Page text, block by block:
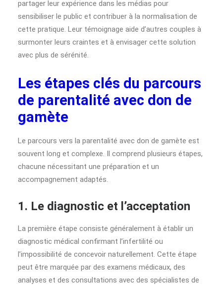
partager leur expérience dans les médias pour
sensibiliser le public et contribuer à la normalisation de
cette pratique. Leur témoignage aide d’autres couples à
surmonter leurs craintes et à envisager cette solution
avec plus de sérénité.
Les étapes clés du parcours
de parentalité avec don de
gamète
Le parcours vers la parentalité avec don de gamète est
souvent long et complexe. Il comprend plusieurs étapes,
chacune nécessitant une préparation et un
accompagnement adaptés.
1. Le diagnostic et l’acceptation
La première étape consiste généralement à établir un
diagnostic médical confirmant l’infertilité ou
l’impossibilité de concevoir naturellement. Cette étape
peut être marquée par des examens médicaux, des
analyses et des consultations avec des spécialistes de